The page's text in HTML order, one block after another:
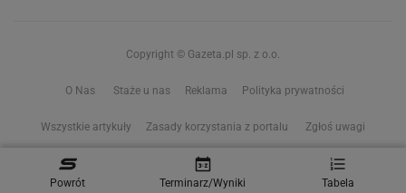
Powrót Terminarz/Wyniki Tabela
Copyright © Gazeta.pl sp. z o.o.
O Nas Staże u nas Reklama Polityka prywatności
Wszystkie artykuły Zasady korzystania z portalu Zgłoś uwagi
Ustawienia prywatności